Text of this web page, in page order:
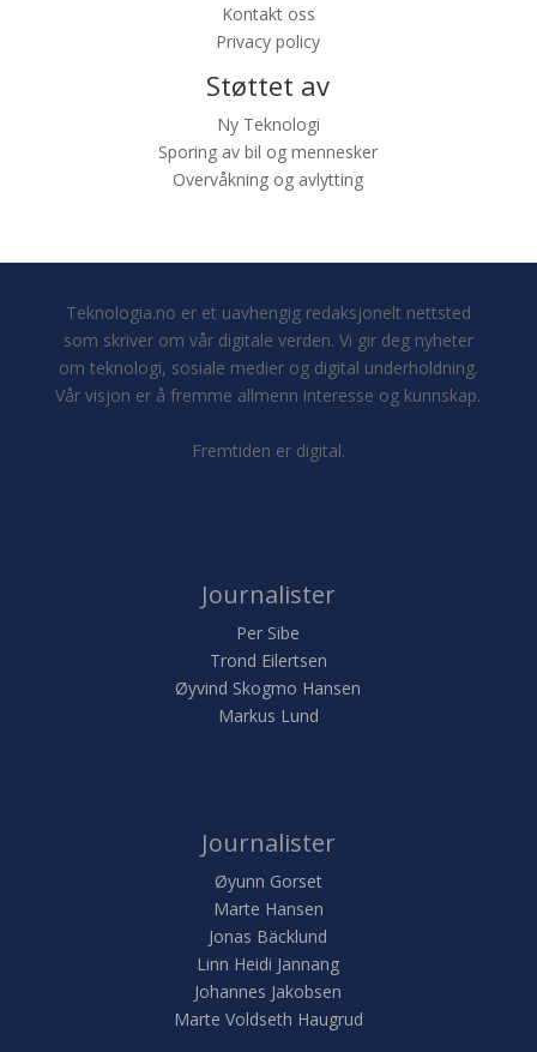
Kontakt oss
Privacy policy
Støttet av
Ny Teknologi
Sporing av bil og mennesker
Overvåkning og avlytting
Teknologia.no er et uavhengig redaksjonelt nettsted
som skriver om vår digitale verden. Vi gir deg nyheter
om teknologi, sosiale medier og digital underholdning.
Vår visjon er å fremme allmenn interesse og kunnskap.
Fremtiden er digital.
Journalister
Per Sibe
Trond Eilertsen
Øyvind Skogmo Hansen
Markus Lund
Journalister
Øyunn Gorset
Marte Hansen
Jonas Bäcklund
Linn Heidi Jannang
Johannes Jakobsen
Marte Voldseth Haugrud